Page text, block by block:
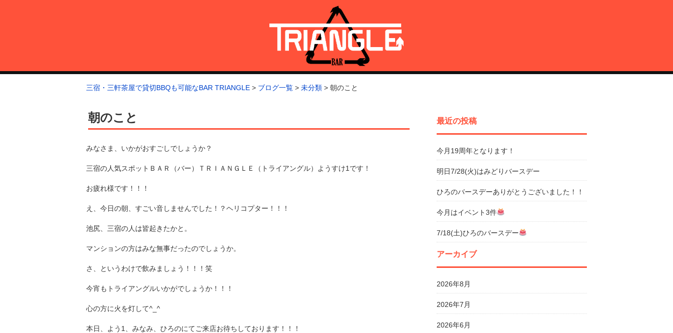
三宿・三軒茶屋で貸切BBQも可能なBAR TRIANGLE
三宿・三軒茶屋A5ランクの貸切BBQも可能なBAR TRIANGLE(バー・トライアングル)
三宿・三軒茶屋で貸切BBQも可能なBAR TRIANGLE > ブログ一覧 > 未分類 > 朝のこと
朝のこと
みなさま、いかがおすごしでしょうか？
三宿の人気スポットＢＡＲ（バー）ＴＲＩＡＮＧＬＥ（トライアングル）ようすけ1です！
お疲れ様です！！！
え、今日の朝、すごい音しませんでした！？ヘリコプター！！！
池尻、三宿の人は皆起きたかと。
マンションの方はみな無事だったのでしょうか。
さ、というわけで飲みましょう！！！笑
今宵もトライアングルいかがでしょうか！！！
心の方に火を灯して^_^
本日、よう1、みなみ、ひろのにてご来店お待ちしております！！！
最近の投稿
今月19周年となります！
明日7/28(火)はみどりバースデー
ひろのバースデーありがとうございました！！
今月はイベント3件
7/18(土)ひろのバースデー
アーカイブ
2026年8月
2026年7月
2026年6月